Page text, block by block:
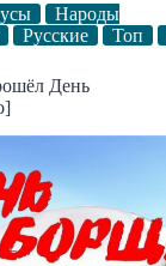
Народы
Русские Топ
День